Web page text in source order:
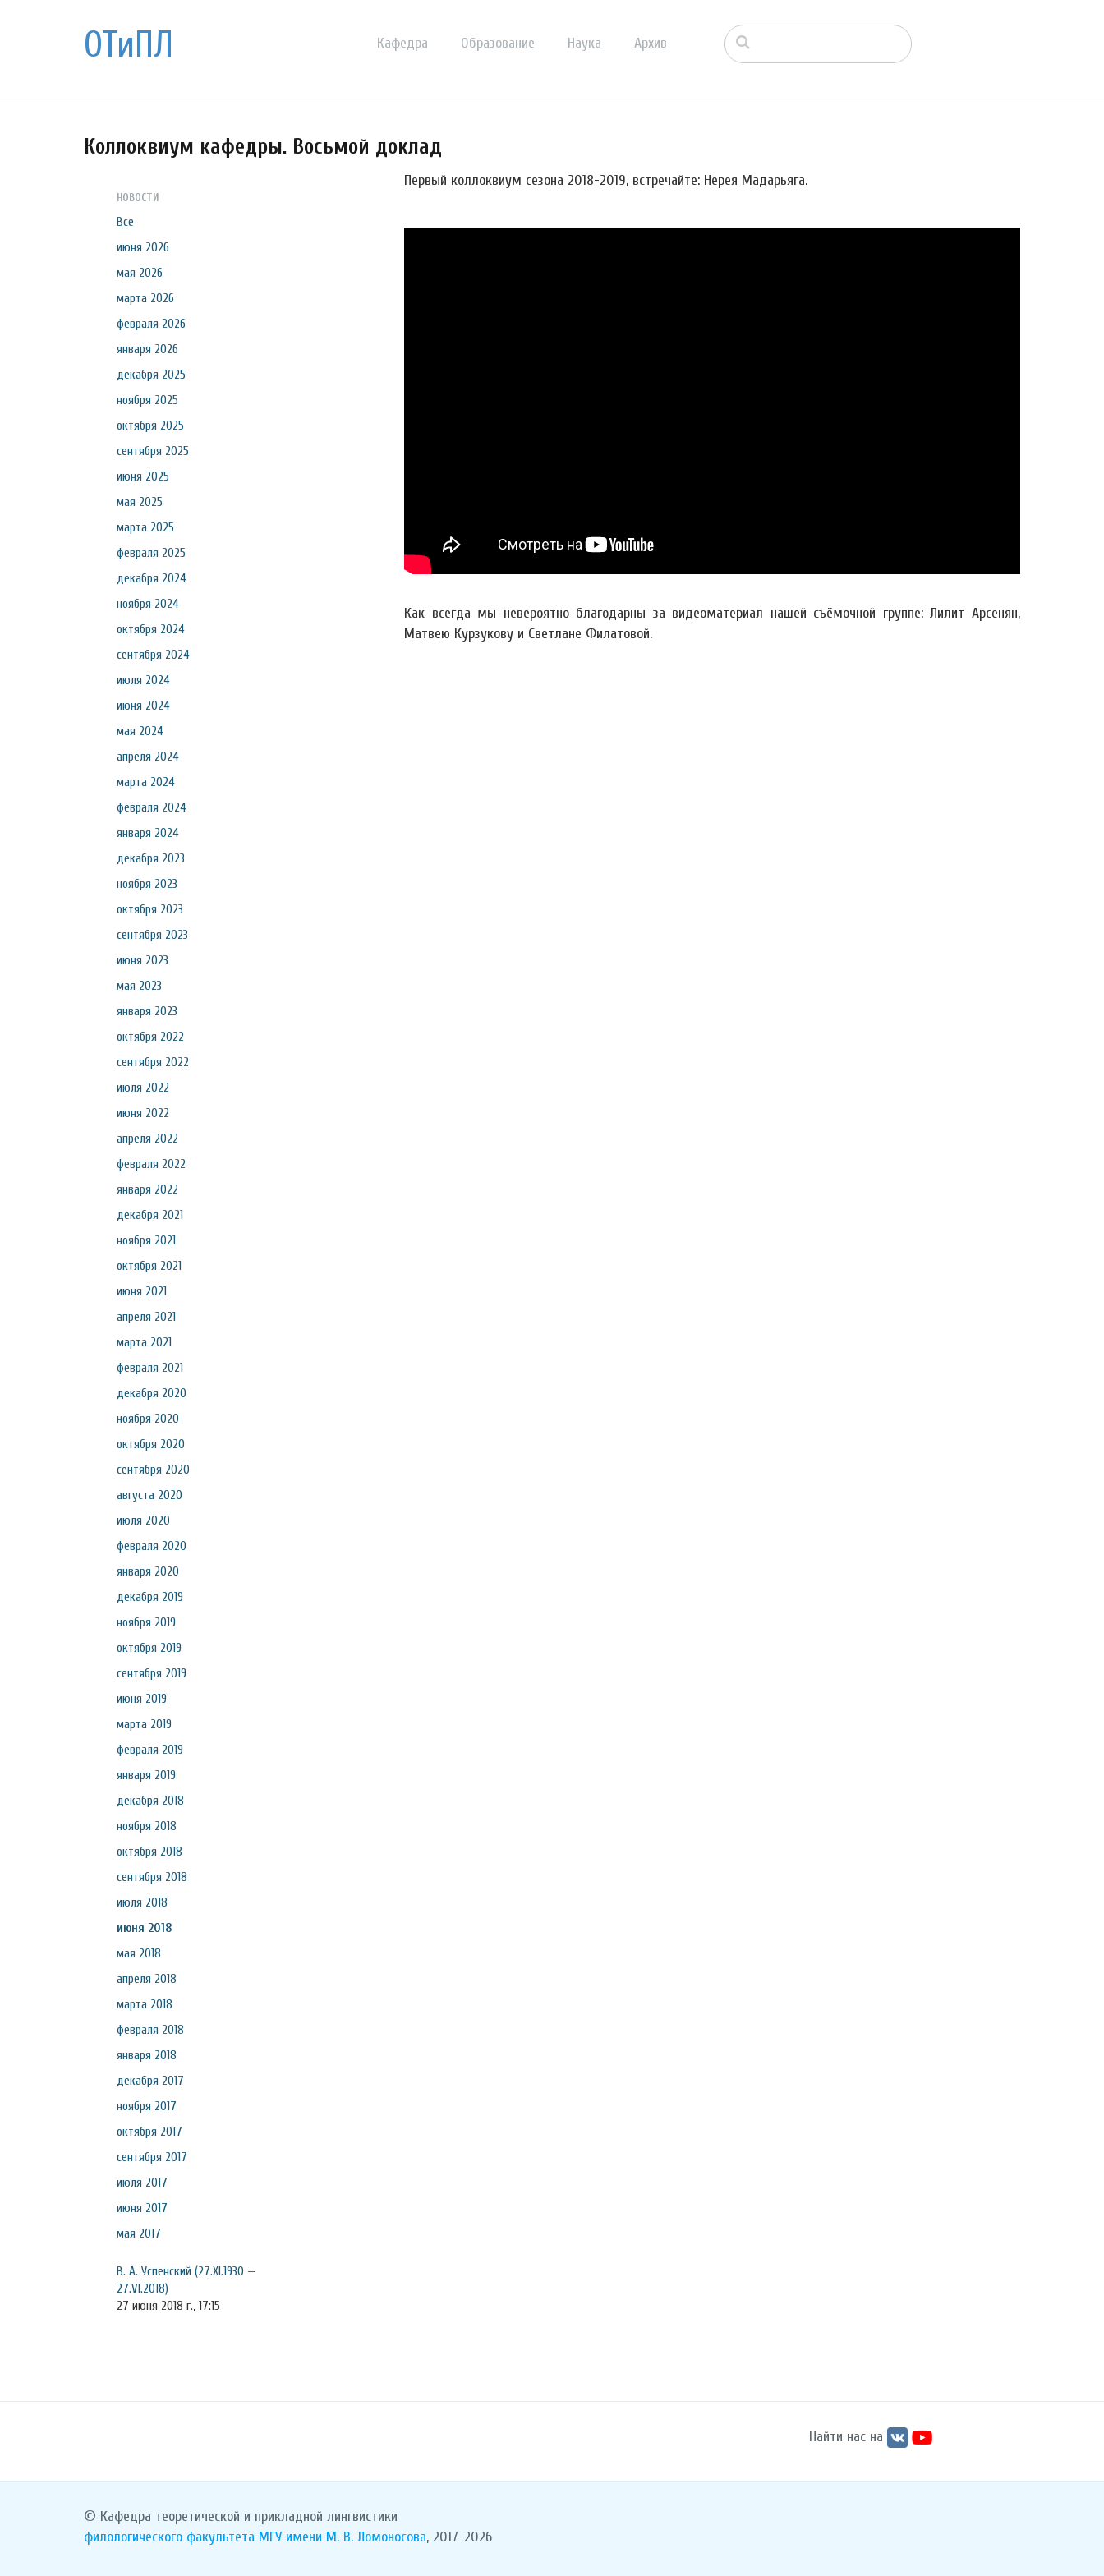
ОТиПЛ Кафедра Образование Наука Архив
Коллоквиум кафедры. Восьмой доклад
НОВОСТИ
Все
июня 2026
мая 2026
марта 2026
февраля 2026
января 2026
декабря 2025
ноября 2025
октября 2025
сентября 2025
июня 2025
мая 2025
марта 2025
февраля 2025
декабря 2024
ноября 2024
октября 2024
сентября 2024
июля 2024
июня 2024
мая 2024
апреля 2024
марта 2024
февраля 2024
января 2024
декабря 2023
ноября 2023
октября 2023
сентября 2023
июня 2023
мая 2023
января 2023
октября 2022
сентября 2022
июля 2022
июня 2022
апреля 2022
февраля 2022
января 2022
декабря 2021
ноября 2021
октября 2021
июня 2021
апреля 2021
марта 2021
февраля 2021
декабря 2020
ноября 2020
октября 2020
сентября 2020
августа 2020
июля 2020
февраля 2020
января 2020
декабря 2019
ноября 2019
октября 2019
сентября 2019
июня 2019
марта 2019
февраля 2019
января 2019
декабря 2018
ноября 2018
октября 2018
сентября 2018
июля 2018
июня 2018
мая 2018
апреля 2018
марта 2018
февраля 2018
января 2018
декабря 2017
ноября 2017
октября 2017
сентября 2017
июля 2017
июня 2017
мая 2017
В. А. Успенский (27.XI.1930 —
27.VI.2018)
27 июня 2018 г., 17:15
Первый коллоквиум сезона 2018-2019, встречайте: Нерея Мадарьяга.
Как всегда мы невероятно благодарны за видеоматериал нашей съёмочной группе: Лилит Арсенян,
Матвею Курзукову и Светлане Филатовой.
Найти нас на
© Кафедра теоретической и прикладной лингвистики
филологического факультета МГУ имени М. В. Ломоносова, 2017-2026